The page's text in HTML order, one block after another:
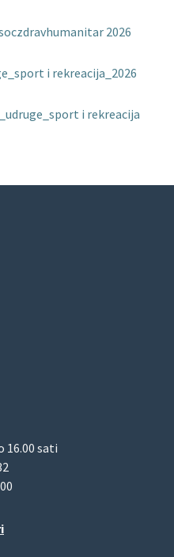
2026
i rekreacija_2026
i rekreacija
16.00 sati